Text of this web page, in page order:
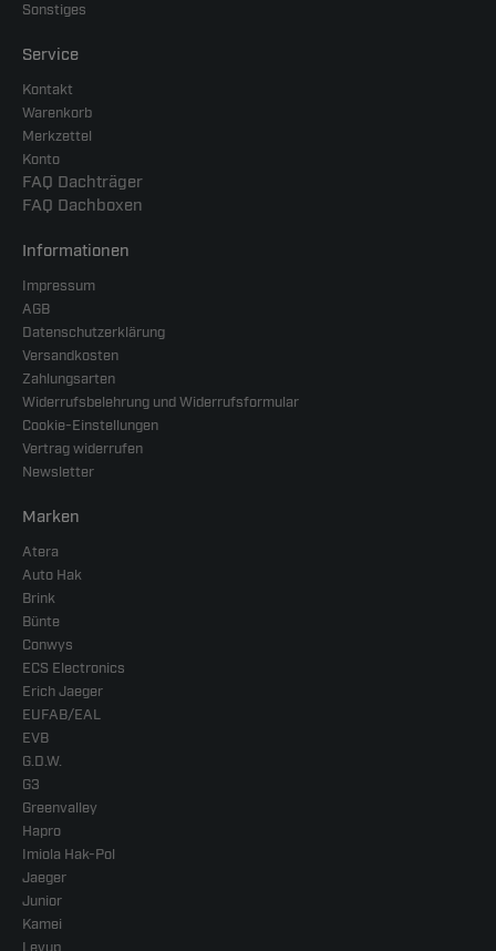
Sonstiges
Service
Kontakt
Warenkorb
Merkzettel
Konto
FAQ Dachträger
FAQ Dachboxen
Informationen
Impressum
AGB
Datenschutzerklärung
Versandkosten
Zahlungsarten
Widerrufsbelehrung und Widerrufsformular
Cookie-Einstellungen
Vertrag widerrufen
Newsletter
Marken
Atera
Auto Hak
Brink
Bünte
Conwys
ECS Electronics
Erich Jaeger
EUFAB/EAL
EVB
G.D.W.
G3
Greenvalley
Hapro
Imiola Hak-Pol
Jaeger
Junior
Kamei